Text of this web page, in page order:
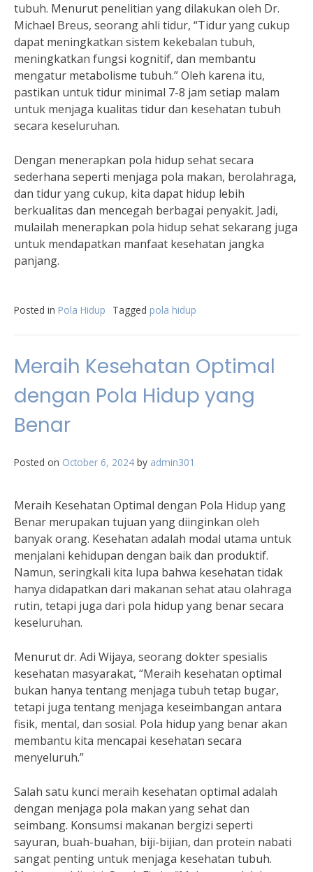
tubuh. Menurut penelitian yang dilakukan oleh Dr.
Michael Breus, seorang ahli tidur, “Tidur yang cukup
dapat meningkatkan sistem kekebalan tubuh,
meningkatkan fungsi kognitif, dan membantu
mengatur metabolisme tubuh.” Oleh karena itu,
pastikan untuk tidur minimal 7-8 jam setiap malam
untuk menjaga kualitas tidur dan kesehatan tubuh
secara keseluruhan.
Dengan menerapkan pola hidup sehat secara
sederhana seperti menjaga pola makan, berolahraga,
dan tidur yang cukup, kita dapat hidup lebih
berkualitas dan mencegah berbagai penyakit. Jadi,
mulailah menerapkan pola hidup sehat sekarang juga
untuk mendapatkan manfaat kesehatan jangka
panjang.
Posted in Pola Hidup Tagged pola hidup
Meraih Kesehatan Optimal
dengan Pola Hidup yang
Benar
Posted on October 6, 2024 by admin301
Meraih Kesehatan Optimal dengan Pola Hidup yang
Benar merupakan tujuan yang diinginkan oleh
banyak orang. Kesehatan adalah modal utama untuk
menjalani kehidupan dengan baik dan produktif.
Namun, seringkali kita lupa bahwa kesehatan tidak
hanya didapatkan dari makanan sehat atau olahraga
rutin, tetapi juga dari pola hidup yang benar secara
keseluruhan.
Menurut dr. Adi Wijaya, seorang dokter spesialis
kesehatan masyarakat, “Meraih kesehatan optimal
bukan hanya tentang menjaga tubuh tetap bugar,
tetapi juga tentang menjaga keseimbangan antara
fisik, mental, dan sosial. Pola hidup yang benar akan
membantu kita mencapai kesehatan secara
menyeluruh.”
Salah satu kunci meraih kesehatan optimal adalah
dengan menjaga pola makan yang sehat dan
seimbang. Konsumsi makanan bergizi seperti
sayuran, buah-buahan, biji-bijian, dan protein nabati
sangat penting untuk menjaga kesehatan tubuh.